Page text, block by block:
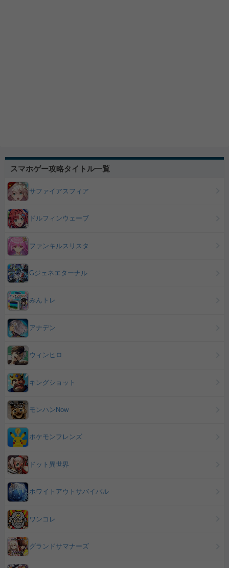
スマホゲー攻略タイトル一覧
サファイアスフィア
ドルフィンウェーブ
ファンキルスリスタ
Gジェネエターナル
みんトレ
アナデン
ウィンヒロ
キングショット
モンハンNow
ポケモンフレンズ
ドット異世界
ホワイトアウトサバイバル
ワンコレ
グランドサマナーズ